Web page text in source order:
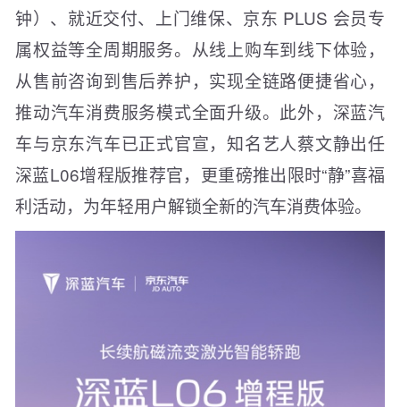
钟）、就近交付、上门维保、京东 PLUS 会员专
属权益等全周期服务。从线上购车到线下体验，
从售前咨询到售后养护，实现全链路便捷省心，
推动汽车消费服务模式全面升级。此外，深蓝汽
车与京东汽车已正式官宣，知名艺人蔡文静出任
深蓝L06增程版推荐官，更重磅推出限时“静”喜福
利活动，为年轻用户解锁全新的汽车消费体验。